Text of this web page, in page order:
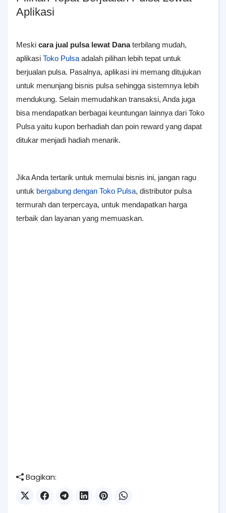
Aplikasi
Meski cara jual pulsa lewat Danaterbilang mudah,
aplikasi Toko Pulsa adalah pilihan lebih tepat untuk
berjualan pulsa. Pasalnya, aplikasi ini memang ditujukan
untuk menunjang bisnis pulsa sehingga sistemnya lebih
mendukung. Selain memudahkan transaksi, Anda juga
bisa mendapatkan berbagai keuntungan lainnya dari Toko
Pulsa yaitu kupon berhadiah dan poin reward yang dapat
ditukar menjadi hadiah menarik.
Jika Anda tertarik untuk memulai bisnis ini, jangan ragu
untuk bergabung dengan Toko Pulsa, distributor pulsa
termurah dan terpercaya, untuk mendapatkan harga
terbaik dan layanan yang memuaskan.
Bagikan: